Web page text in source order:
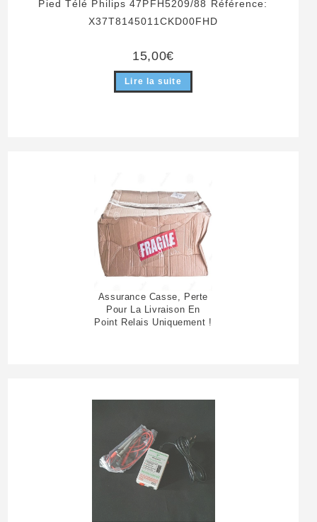
Pied Télé Philips 47PFH5209/88 Référence:
X37T8145011CKD00FHD
15,00€
Lire la suite
Assurance Casse, Perte
Pour La Livraison En
Point Relais Uniquement !